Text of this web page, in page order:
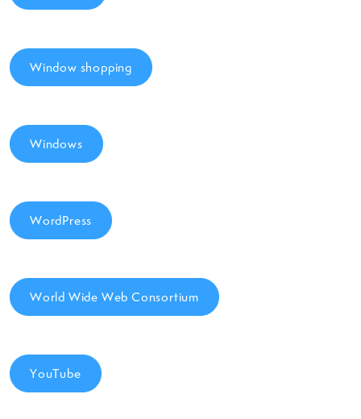
Window shopping
Windows
WordPress
World Wide Web Consortium
YouTube